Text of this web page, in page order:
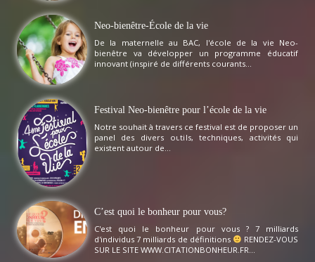
Neo-bienêtre-École de la vie
De la maternelle au BAC, l'école de la vie Neo-
bienêtre va développer un programme éducatif
innovant (inspiré de différents courants...
Festival Neo-bienêtre pour l’école de la vie
Notre souhait à travers ce festival est de proposer un
panel des divers outils, techniques, activités qui
existent autour de...
C’est quoi le bonheur pour vous?
C'est quoi le bonheur pour vous ? 7 milliards
d'individus 7 milliards de définitions
RENDEZ-VOUS
SUR LE SITE WWW.CITATIONBONHEUR.FR...